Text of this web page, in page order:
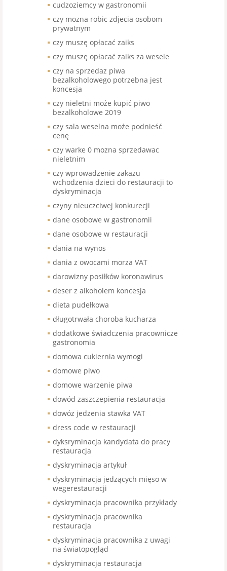
cudzoziemcy w gastronomii
czy mozna robic zdjecia osobom
prywatnym
czy muszę opłacać zaiks
czy muszę opłacać zaiks za wesele
czy na sprzedaz piwa
bezalkoholowego potrzebna jest
koncesja
czy nieletni może kupić piwo
bezalkoholowe 2019
czy sala weselna może podnieść
cenę
czy warke 0 mozna sprzedawac
nieletnim
czy wprowadzenie zakazu
wchodzenia dzieci do restauracji to
dyskryminacja
czyny nieuczciwej konkurecji
dane osobowe w gastronomii
dane osobowe w restauracji
dania na wynos
dania z owocami morza VAT
darowizny posiłków koronawirus
deser z alkoholem koncesja
dieta pudełkowa
długotrwała choroba kucharza
dodatkowe świadczenia pracownicze
gastronomia
domowa cukiernia wymogi
domowe piwo
domowe warzenie piwa
dowód zaszczepienia restauracja
dowóz jedzenia stawka VAT
dress code w restauracji
dyksryminacja kandydata do pracy
restauracja
dyskryminacja artykuł
dyskryminacja jedzących mięso w
wegerestauracji
dyskryminacja pracownika przykłady
dyskryminacja pracownika
restauracja
dyskryminacja pracownika z uwagi
na światopogląd
dyskryminacja restauracja